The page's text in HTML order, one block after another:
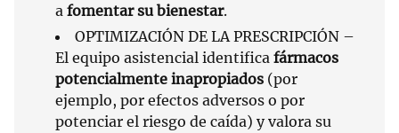
a fomentar su bienestar.
OPTIMIZACIÓN DE LA PRESCRIPCIÓN –
El equipo asistencial identifica fármacos
potencialmente inapropiados (por
ejemplo, por efectos adversos o por
potenciar el riesgo de caída) y valora su